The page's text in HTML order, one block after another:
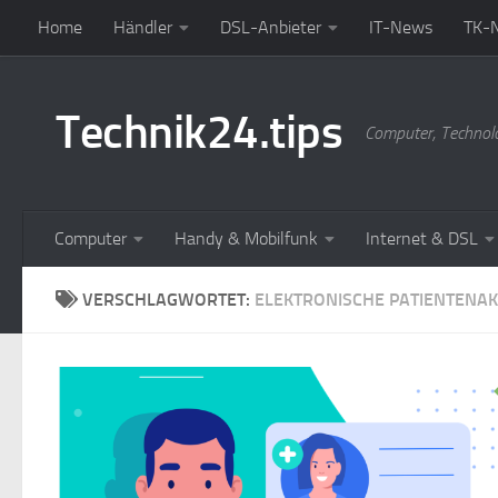
Zum Inhalt springen
Home Händler DSL-Anbieter IT-News TK-
Technik24.tips Computer,
Computer Handy & Mobilfunk Internet & DSL
VERSCHLAGWORTET: ELEKTRONISCHE